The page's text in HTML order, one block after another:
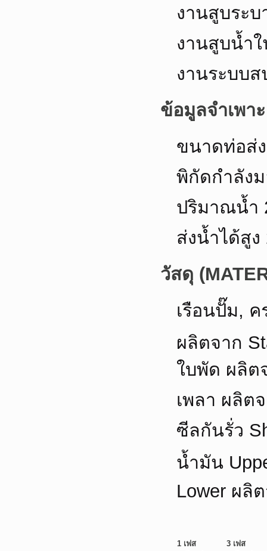
งานสูบระบ
งานสูบน้ำ
งานระบบส
ข้อมูลจำเพา
ขนาดท่อส่
พิกัดกำลังม
ปริมาณน้ำ
ส่งน้ำได้สูง
วัสดุ
เรือนปั๊ม,
ผลิตจาก
ใบพัด ผลิต
เพลา ผลิต
ซีลกันรั่ว
น้ำมัน
Lower ผลิ
1 เฟส
3 เฟส